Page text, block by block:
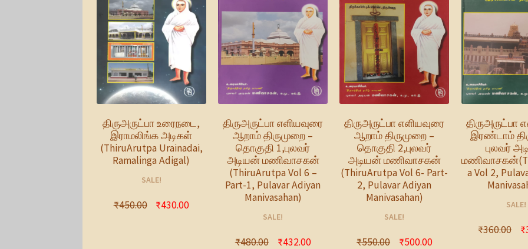
திருஅருட்பா உரைநடை,
இராமலிங்க அடிகள்
(ThiruArutpa Urainadai,
Ramalinga Adigal)
SALE!
₹450.00 ₹430.00
திருஅருட்பா எளியவுரை
ஆறாம் திருமுறை –
தொகுதி 1,புலவர்
அடியன் மணிவாசகன்
(ThiruArutpa Vol 6 –
Part-1, Pulavar Adiyan
Manivasahan)
SALE!
₹480.00 ₹432.00
திருஅருட்பா எளியவுரை
ஆறாம் திருமுறை –
தொகுதி 2,புலவர்
அடியன் மணிவாசகன்
(ThiruArutpa Vol 6- Part-
2, Pulavar Adiyan
Manivasahan)
SALE!
₹550.00 ₹500.00
திருஅருட்பா
இரண்டாம்
புலவர்
a Vol 2,
SALE!
₹360.00 ₹